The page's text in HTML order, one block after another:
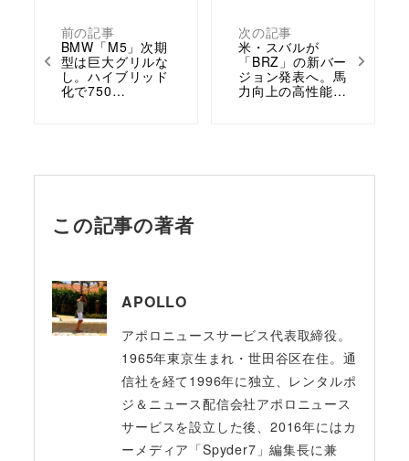
前の記事
BMW「M5」次期
型は巨大グリルな
し。ハイブリッド
化で750…
次の記事
米・スバルが
「BRZ」の新バー
ジョン発表へ。馬
力向上の高性能…
この記事の著者
APOLLO
アポロニュースサービス代表取締役。
1965年東京生まれ・世田谷区在住。通
信社を経て1996年に独立、レンタルポ
ジ＆ニュース配信会社アポロニュース
サービスを設立した後、2016年にはカ
ーメディア「Spyder7」編集長に兼